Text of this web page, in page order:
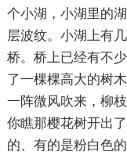
个小湖，小湖里的
层波纹。小湖上有
桥。桥上已经有不
了一棵棵高大的树
一阵微风吹来，柳
你瞧那樱花树开出
的、有的是粉白色